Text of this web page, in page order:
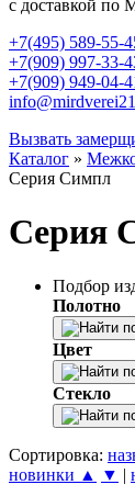
с доставкой по
+7(495) 589-55-
+7(909) 997-33-
+7(909) 949-04-
Вызвать
Каталог »
Серия Симпл
Серия
Подбор
Полотно
Цвет
Стекло
Сортировка:
новинки ▲
▼ |